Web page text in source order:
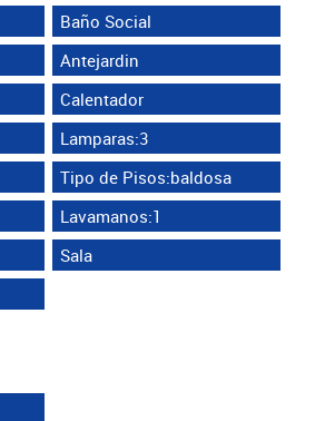
Baño Social
Antejardin
Calentador
Lamparas:3
Tipo de Pisos:baldosa
Lavamanos:1
Sala